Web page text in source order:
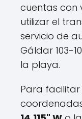
cuentas con
utilizar el
servicio de
Gáldar 103-
la playa.
Para